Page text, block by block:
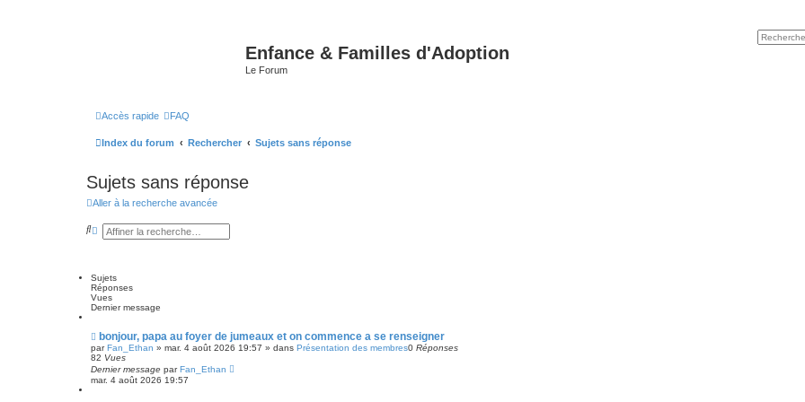
Enfance & Familles d'Adoption
Le Forum
Accès rapide FAQ
Index du forum Rechercher Sujets sans réponse
Sujets sans réponse
Aller à la recherche avancée
R
r
c
h
e
R
r
c
h
e
v
a
n
c
é
Sujets
Réponses
Vues
Dernier message
N
u
v
e
a
bonjour, papa au foyer de jumeaux et on commence a se renseigner
parFan_Ethan » mar. 4 août 2026 19:57 » dans Présentation des membres0 Réponses
82 Vues
Dernier message parFan_Ethan
mar. 4 août 2026 19:57